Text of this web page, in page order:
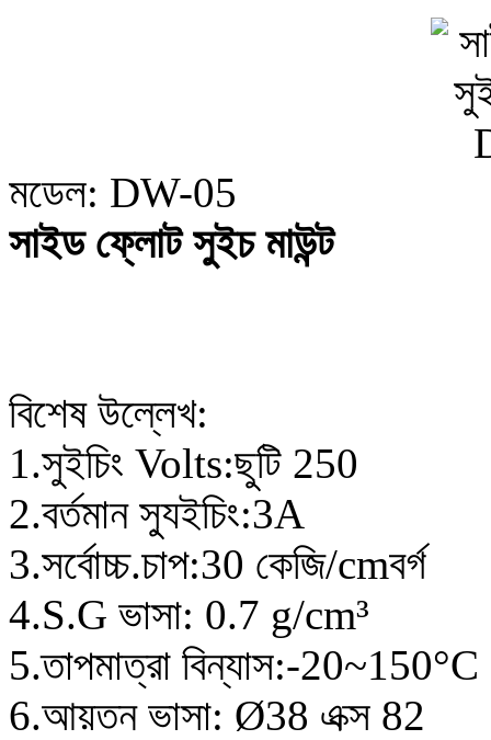
মডেল: DW-05
সাইড ফ্লোট সুইচ মাউন্ট
বিশেষ উল্লেখ:
1.সুইচিং Volts:ছুটি 250
2.বর্তমান স্যুইচিং:3A
3.সর্বোচ্চ.চাপ:30 কেজি/cmবর্গ
4.S.G ভাসা: 0.7 g/cm³
5.তাপমাত্রা বিন্যাস:-20~150°C
6.আয়তন ভাসা: Ø38 এক্স 82